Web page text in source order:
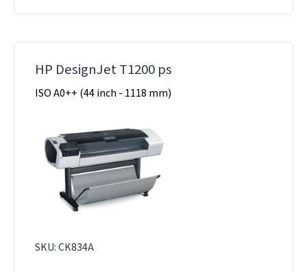
HP DesignJet T1200 ps
ISO A0++ (44 inch - 1118 mm)
SKU: CK834A